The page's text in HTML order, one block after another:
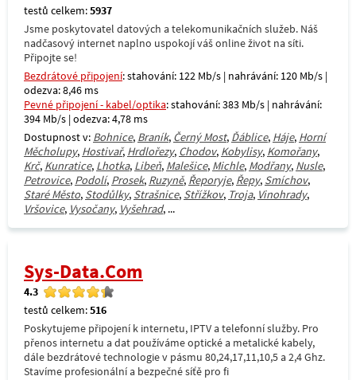
testů celkem:5937
Jsme poskytovatel datových a telekomunikačních služeb. Náš
nadčasový internet naplno uspokojí váš online život na síti.
Připojte se!
Bezdrátové připojení: stahování: 122 Mb/s | nahrávání: 120 Mb/s |
odezva: 8,46 ms
Pevné připojení - kabel/optika: stahování: 383 Mb/s | nahrávání:
394 Mb/s | odezva: 4,78 ms
Dostupnost v: Bohnice, Braník, Černý Most, Ďáblice, Háje, Horní
Měcholupy, Hostivař, Hrdlořezy, Chodov, Kobylisy, Komořany,
Krč, Kunratice, Lhotka, Libeň, Malešice, Michle, Modřany, Nusle,
Petrovice, Podolí, Prosek, Ruzyně, Řeporyje, Řepy, Smíchov,
Staré Město, Stodůlky, Strašnice, Střížkov, Troja, Vinohrady,
Vršovice, Vysočany, Vyšehrad, ...
Sys-Data.Com
4.3
testů celkem:516
Poskytujeme připojení k internetu, IPTV a telefonní služby. Pro
přenos internetu a dat používáme optické a metalické kabely,
dále bezdrátové technologie v pásmu 80,24,17,11,10,5 a 2,4 Ghz.
Stavíme profesionální a bezpečné síťě pro fi